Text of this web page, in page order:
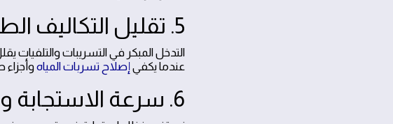
5. تقليل التكاليف الطويلة عبر إصلاح مبكر
التدخل المبكر في التسريبات والتلفيات
عندما يكفيإصلاح تسربات المياهوأجزاء
6. سرعة الاستجابة والتوثيق المستمر